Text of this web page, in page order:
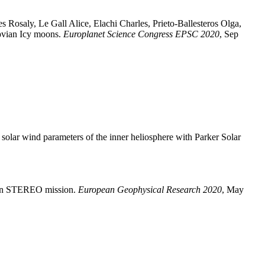
Rosaly, Le Gall Alice, Elachi Charles, Prieto-Ballesteros Olga,
Icy moons. Europlanet Science Congress EPSC 2020, Sep
wind parameters of the inner heliosphere with Parker Solar
STEREO mission. European Geophysical Research 2020, May